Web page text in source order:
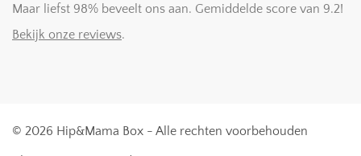
Maar liefst 98% beveelt ons aan. Gemiddelde score van 9.2!
Bekijk onze reviews.
© 2026 Hip&Mama Box - Alle rechten voorbehouden